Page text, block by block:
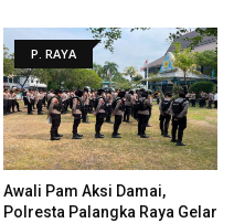
P. RAYA
Awali Pam Aksi Damai,
Polresta Palangka Raya Gelar